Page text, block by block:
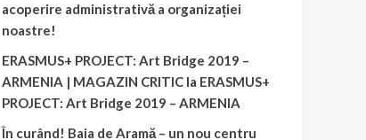
acoperire administrativă a organizației
noastre!
ERASMUS+ PROJECT: Art Bridge 2019 –
ARMENIA | MAGAZIN CRITICla ERASMUS+
PROJECT: Art Bridge 2019 – ARMENIA
În curând! Baia de Aramă – un nou centru